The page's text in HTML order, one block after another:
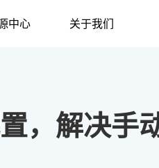
中心 关于我们
，解决手